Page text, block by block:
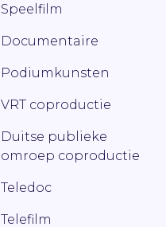
Speelfilm
Documentaire
Podiumkunsten
VRT coproductie
Duitse publieke
omroep coproductie
Teledoc
Telefilm